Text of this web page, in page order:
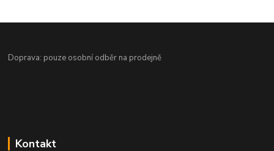
Doprava: pouze osobní odběr na prodejně
Kontakt